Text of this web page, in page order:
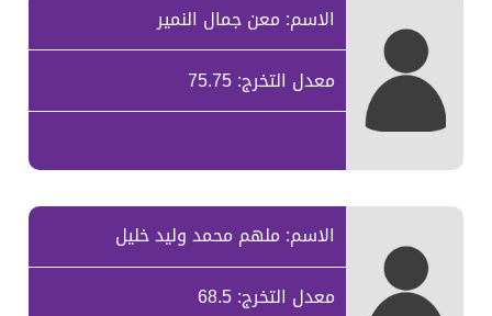
الاسم: معن جمال النمير
معدل التخرج: 75.75
الاسم: ملهم محمد وليد خليل
معدل التخرج: 68.5